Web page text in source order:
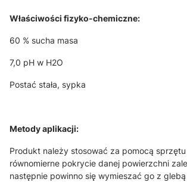
Właściwości fizyko-chemiczne:
60 % sucha masa
7,0 pH w H2O
Postać stała, sypka
Metody aplikacji:
Produkt należy stosować za pomocą
równomierne pokrycie danej powierzchni
następnie powinno się wymieszać go z